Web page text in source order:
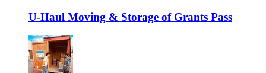
U-Haul Moving & Storage of Grants Pass